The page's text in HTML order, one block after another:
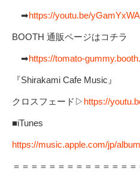
➡https://youtu.be/
BOOTH 通販ページはコチラ
➡https://tomato-
『Shirakami Cafe Music』
クロスフェード▷ https://
■iTunes
https://music.apple.com/jp/
＝＝＝＝＝＝＝＝＝＝＝＝＝